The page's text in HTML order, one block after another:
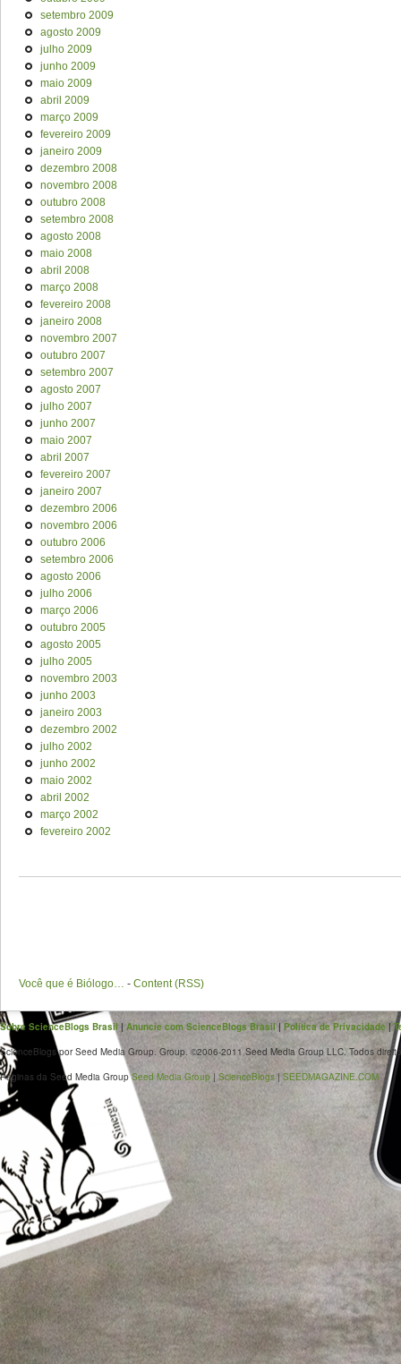
setembro 2009
agosto 2009
julho 2009
junho 2009
maio 2009
abril 2009
março 2009
fevereiro 2009
janeiro 2009
dezembro 2008
novembro 2008
outubro 2008
setembro 2008
agosto 2008
maio 2008
abril 2008
março 2008
fevereiro 2008
janeiro 2008
novembro 2007
outubro 2007
setembro 2007
agosto 2007
julho 2007
junho 2007
maio 2007
abril 2007
fevereiro 2007
janeiro 2007
dezembro 2006
novembro 2006
outubro 2006
setembro 2006
agosto 2006
julho 2006
março 2006
outubro 2005
agosto 2005
julho 2005
novembro 2003
junho 2003
janeiro 2003
dezembro 2002
julho 2002
junho 2002
maio 2002
abril 2002
março 2002
fevereiro 2002
Você que é Biólogo… - Content (RSS)
Sobre ScienceBlogs Brasil | Anuncie com ScienceBlogs Brasil|Política de Privacidade |
ScienceBlogs por Seed Media Group. Group. ©2006-2011 Seed Media Group LLC. Todos
Páginas da Seed Media GroupSeed Media Group| ScienceBlogs | SEEDMAGAZINE.COM